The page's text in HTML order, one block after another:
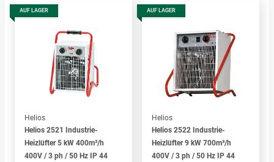
AUF LAGER
Helios
Helios 2521 Industrie-
Heizlüfter 5 kW 400m³/h
400V / 3 ph / 50 Hz IP 44
AUF LAGER
Helios
Helios 2522 Industrie-
Heizlüfter 9 kW 700m³/h
400V / 3 ph / 50 Hz IP 44